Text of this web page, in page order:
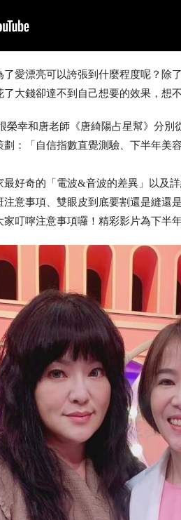
愛漂亮可以誇張到什麼程度呢？除
大錢卻達不到自己想要的效果，想
榮幸和唐老師《唐綺陽占星幫》分別
：「自信指數直覺測驗、下半年美
好奇的「電波&音波的差異」以及
意事項、雙眼皮到底要割還是縫還
叮嚀注意事項囉！精彩影片為下半